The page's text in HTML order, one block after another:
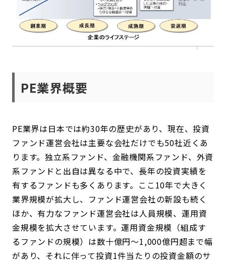
PE業界概要
PE業界は日本では約30年の歴史があり、現在、投資
ファンド運営会社は主要な会社だけでも50社近くあ
ります。独立系ファンド、金融機関系ファンド、外資
系ファンドと出自は異なる中で、長年の投資実績を
有するファンドも多くあります。ここ10年で大きく
業界規模が拡大し、ファンド運営会社の新設も続く
ほか、有力なファンド運営会社は人員規模、運用資
金規模を拡大させています。運用資金規模（組成す
るファンドの規模）は数十億円～1,000億円超まで幅
があり、それに伴って投資1件当たりの投資金額のサ